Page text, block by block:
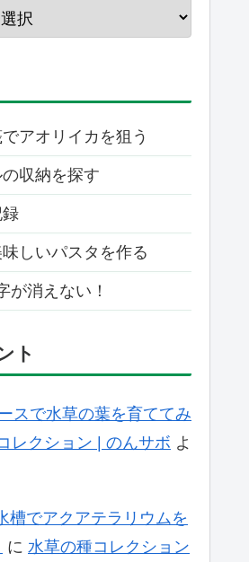
アオリイカを狙う
収納を探す
しいパスタを作る
が消えない！
ト
スで水草の葉を育ててみ
レクション | のんサボ よ
槽でアクアテラリウムを
に 水草の種コレクション